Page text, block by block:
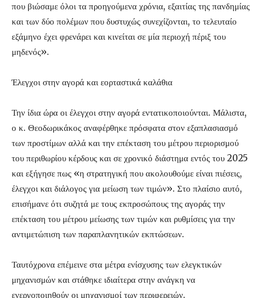
που βιώσαμε όλοι τα προηγούμενα χρόνια, εξαιτίας της πανδημίας
και των δύο πολέμων που δυστυχώς συνεχίζονται, το τελευταίο
εξάμηνο έχει φρενάρει και κινείται σε μία περιοχή πέριξ του
μηδενός».
Έλεγχοι στην αγορά και εορταστικά καλάθια
Την ίδια ώρα οι έλεγχοι στην αγορά εντατικοποιούνται. Μάλιστα,
ο κ. Θεοδωρικάκος αναφέρθηκε πρόσφατα στον εξαπλασιασμό
των προστίμων αλλά και την επέκταση του μέτρου περιορισμού
του περιθωρίου κέρδους και σε χρονικό διάστημα εντός του 2025
και εξήγησε πως «η στρατηγική που ακολουθούμε είναι πιέσεις,
έλεγχοι και διάλογος για μείωση των τιμών». Στο πλαίσιο αυτό,
επισήμανε ότι συζητά με τους εκπροσώπους της αγοράς την
επέκταση του μέτρου μείωσης των τιμών και ρυθμίσεις για την
αντιμετώπιση των παραπλανητικών εκπτώσεων.
Ταυτόχρονα επέμεινε στα μέτρα ενίσχυσης των ελεγκτικών
μηχανισμών και στάθηκε ιδιαίτερα στην ανάγκη να
ενεργοποιηθούν οι μηχανισμοί των περιφερειών.